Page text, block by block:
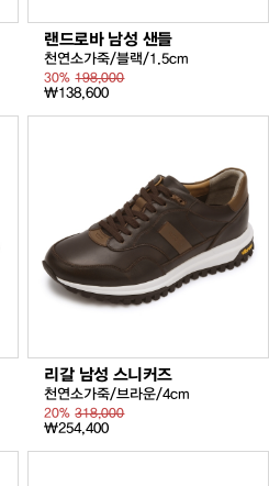
랜드로바 남성 샌들
천연소가죽/블랙/1.5cm
30%198,000
₩138,600
리갈 남성 스니커즈
천연소가죽/브라운/4cm
20%318,000
₩254,400